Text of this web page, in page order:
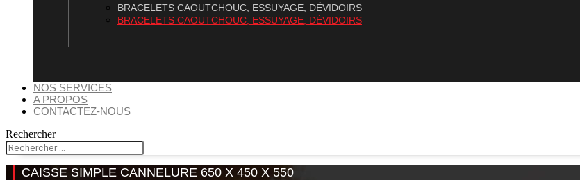
BRACELETS CAOUTCHOUC, ESSUYAGE, DÉVIDOIRS
BRACELETS CAOUTCHOUC, ESSUYAGE, DÉVIDOIRS
NOS SERVICES
A PROPOS
CONTACTEZ-NOUS
Rechercher
CAISSE SIMPLE CANNELURE 650 X 450 X 550